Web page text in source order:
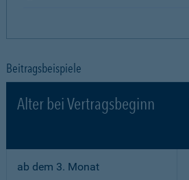
Beitragsbeispiele
Alter bei Vertragsbeginn
ab dem 3. Monat